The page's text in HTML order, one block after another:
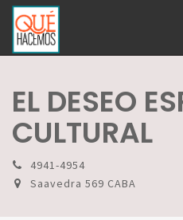
EL DESEO
CULTURAL
4941-4954
Saavedra 569 CABA